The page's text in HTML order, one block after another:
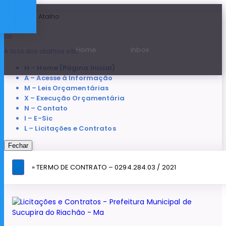
» TERMO DE CONTRATO – 0294.284.03 / 2021
Teclas de Atalho
A lista dos atalhos são:
H – Home (Página Inicial)
A – Acesse à Informação
M – Leis Orçamentárias
X – Execução Orçamentária
N – Contato
I – E-Sic
L – Licitações e Contratos
Fechar
Home Inbox